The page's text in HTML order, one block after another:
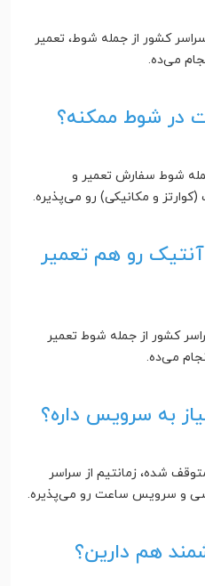
کشور از جمله شوط، تعمیر
می‌ده.
در شوط ممکنه؟
شوط سفارش تعمیر و
و مکانیکی) رو می‌پذیره.
رو هم تعمیر
کشور از جمله شوط تعمیر
می‌ده.
به سرویس داره؟
شده، زمانتیم از سراسر
و سرویس ساعت رو می‌پذیره.
هم دارین؟